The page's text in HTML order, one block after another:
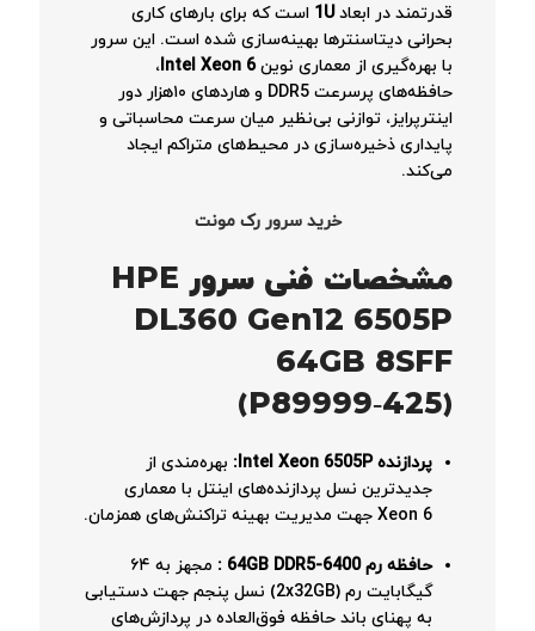
قدرتمند در ابعاد1U است که برای بارهای کاری
بحرانی دیتاسنترها بهینه‌سازی شده است. این سرور
با بهره‌گیری از معماری نوینIntel Xeon 6،
حافظه‌های پرسرعت DDR5 و هاردهای ۱۰هزار دور
اینترپرایز، توازنی بی‌نظیر میان سرعت محاسباتی و
پایداری ذخیره‌سازی در محیط‌های متراکم ایجاد
می‌کند.
خرید سرور رک مونت
مشخصات فنی سرور HPE
DL360 Gen12 6505P
64GB 8SFF
(P89999‑425)
پردازنده Intel Xeon 6505P:
بهره‌مندی از
جدیدترین نسل پردازنده‌های اینتل با معماری
Xeon 6 جهت مدیریت بهینه تراکنش‌های همزمان.
حافظه رم 64GBDDR5-6400
:
مجهز به ۶۴
گیگابایت رم (2x32GB) نسل پنجم جهت دستیابی
به پهنای باند حافظه فوق‌العاده در پردازش‌های